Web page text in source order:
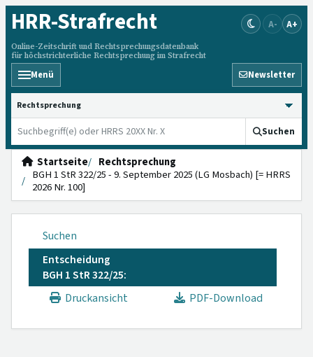
HRR-Strafrecht
Online-Zeitschrift und Rechtsprechungsdatenbank
für höchstrichterliche Rechtsprechung im Strafrecht
A- A+
Menü Newsletter
HRRS durchsuchen
Suchen
Startseite
Rechtsprechung
BGH 1 StR 322/25 - 9. September 2025 (LG Mosbach) [= HRRS
2026 Nr. 100]
Suchen
Entscheidung
BGH 1 StR 322/25:
Druckansicht
PDF-Download